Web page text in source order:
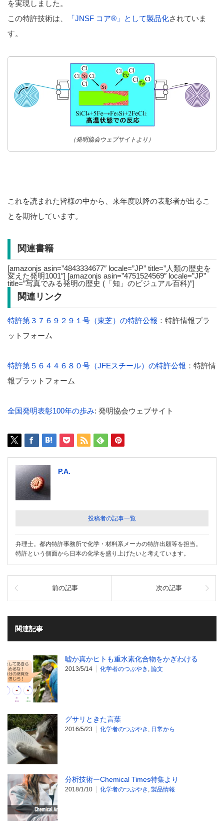
を実現しました。
この特許技術は、
「JNSF コア®」として製品化されていま
す。
（発明協会ウェブサイトより）
これを読まれた皆様の中から、来年度以降の表彰者が出るこ
とを期待しています。
関連書籍
[amazonjs asin=”4843334677″ locale=”JP” title=”人類の歴史を
変えた発明1001″] [amazonjs asin=”4751524569″ locale=”JP”
title=”写真でみる発明の歴史 (「知」のビジュアル百科)”]
関連リンク
特許第３７６９２９１号（東芝）の特許公報 ：特許情報プラ
ットフォーム
特許第５６４４６８０号（JFEスチール）の特許公報 ：特許情
報プラットフォーム
全国発明表彰100年の歩み: 発明協会ウェブサイト
P.A.
投稿者の記事一覧
弁理士。都内特許事務所で化学・材料系メーカの特許出願等を担当。
特許という側面から日本の化学を盛り上げたいと考えています。
前の記事 次の記事
関連記事
嘘か真かヒトも重水素化合物をかぎわける
2013/5/14 化学者のつぶやき , 論文
グサリときた言葉
2016/5/23 化学者のつぶやき , 日常から
分析技術ーChemical Times特集より
2018/1/10 化学者のつぶやき , 製品情報